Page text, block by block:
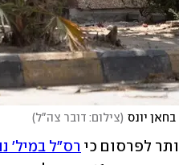
יונס (צילום: דובר צה"ל)
לפרסום כי רס"ל במיל'